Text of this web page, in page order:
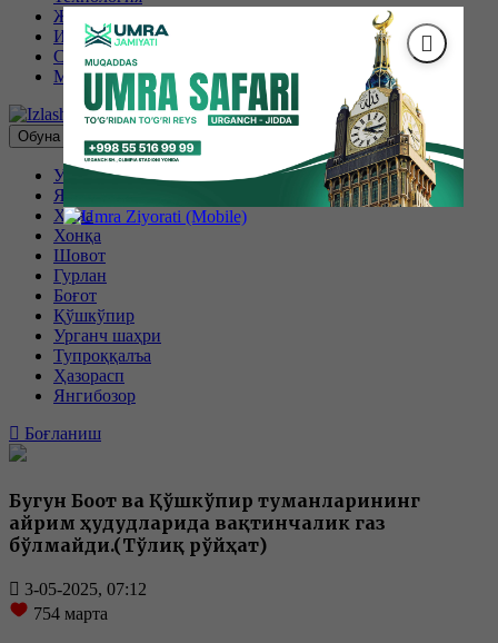
Жаҳон
Иқтисодиёт
Спорт
Маҳаллий
Обуна бўлиш
Урганч
Янгиариқ
Хива
Хонқа
Шовот
Гурлан
Боғот
Қўшкўпир
Урганч шаҳри
Тупроққалъа
Ҳазорасп
Янгибозор
Боғланиш
Бугун Боғот ва Қўшкўпир туманларининг
айрим ҳудудларида вақтинчалик газ
бўлмайди.(Тўлиқ рўйҳат)
3-05-2025, 07:12
754 марта